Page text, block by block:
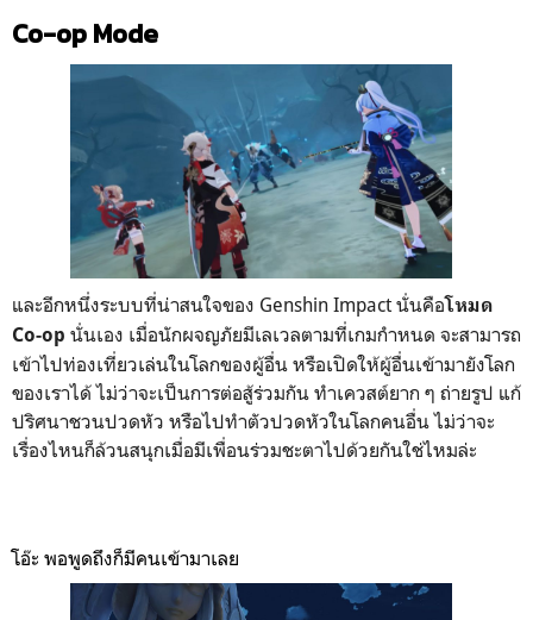
Co-op Mode
และอีกหนึ่งระบบที่น่าสนใจของ Genshin Impact นั่นคือโหมด
Co-op นั่นเอง เมื่อนักผจญภัยมีเลเวลตามที่เกมกำหนด จะสามารถ
เข้าไปท่องเที่ยวเล่นในโลกของผู้อื่น หรือเปิดให้ผู้อื่นเข้ามายังโลก
ของเราได้ ไม่ว่าจะเป็นการต่อสู้ร่วมกัน ทำเควสต์ยาก ๆ ถ่ายรูป แก้
ปริศนาชวนปวดหัว หรือไปทำตัวปวดหัวในโลกคนอื่น ไม่ว่าจะ
เรื่องไหนก็ล้วนสนุกเมื่อมีเพื่อนร่วมชะตาไปด้วยกันใช่ไหมล่ะ
โอ๊ะ พอพูดถึงก็มีคนเข้ามาเลย